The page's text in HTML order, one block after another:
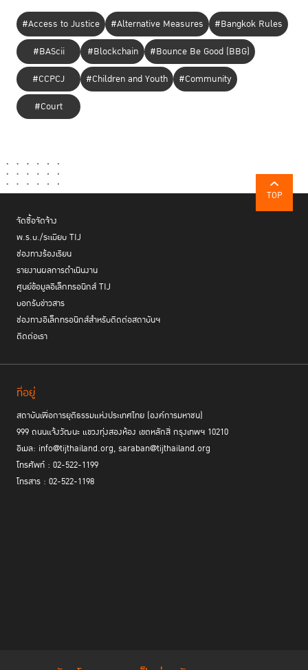
#Access to Justice #Alternative Measures
#Bangkok Rules
#BAScii
#Blockchain
#Bounce Be Good (BBG)
#CCPCJ
#Children and Youth
#Community
#Court
TOP
จัดซื้อจัดจ้าง
พ.ร.บ./ระเบียบ TIJ
ช่องทางร้องเรียน
รายงานผลการดำเนินงาน
ศูนย์ข้อมูลอิเล็กทรอนิกส์ TIJ
บอกรับข่าวสาร
ช่องทางอิเล็กทรอนิกส์สำหรับติดต่อสถาบันฯ
ติดต่อเรา
ที่อยู่
สถาบันเพื่อการยุติธรรมแห่งประเทศไทย (องค์การมหาชน)
999 ถนนแจ้งวัฒนะ แขวงทุ่งสองห้อง เขตหลักสี่ กรุงเทพฯ 10210
อีเมล: info@tijthailand.org, saraban@tijthailand.org
โทรศัพท์ : 02-522-1199
โทรสาร : 02-522-1198